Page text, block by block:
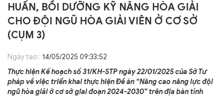
HUẤN, BỒI DƯỠNG KỸ NĂNG HÒA GIẢI
CHO ĐỘI NGŨ HÒA GIẢI VIÊN Ở CƠ SỞ
(CỤM 3)
Ngày tạo: 14/05/2025 09:33:52
Thực hiện Kế hoạch số 31/KH-STP ngày 22/01/2025 của Sở Tư
pháp về việc triển khai thực hiện Đề án “Nâng cao năng lực đội
ngũ hòa giải ở cơ sở giai đoạn 2024-2030” trên địa bàn tỉnh